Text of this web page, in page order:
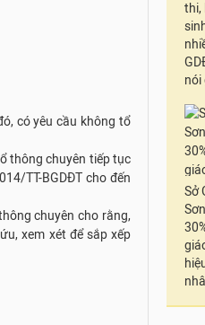
có yêu cầu không tổ
thông chuyên tiếp tục
TT-BGDĐT cho đến
chuyên cho rằng,
xem xét để sắp xếp
thi,
nói
Sở